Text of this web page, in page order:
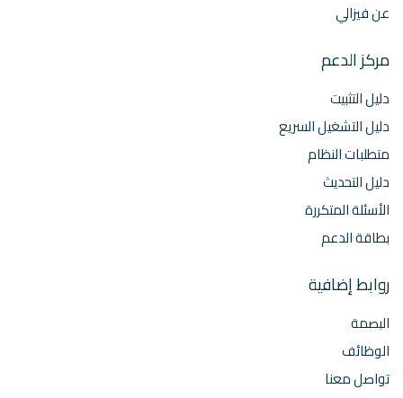
عن فيزالي
مركز الدعم
دليل التثبيت
دليل التشغيل السريع
متطلبات النظام
دليل التحديث
الأسئلة المتكررة
بطاقة الدعم
روابط إضافية
البصمة
الوظائف
تواصل معنا